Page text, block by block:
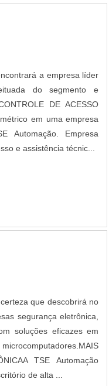
a empresa líder
do segmento e
DE ACESSO
em uma empresa
Automação. Empresa
e assistência técnic...
que descobrirá no
segurança eletrônica,
soluções eficazes em
TSE Automação
de alta ...